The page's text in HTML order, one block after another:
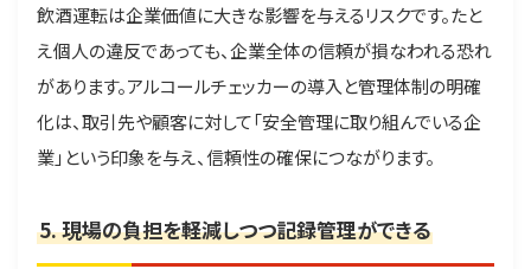
飲酒運転は企業価値に大きな影響を与えるリスクです。たと
え個人の違反であっても、企業全体の信頼が損なわれる恐れ
があります。アルコールチェッカーの導入と管理体制の明確
化は、取引先や顧客に対して「安全管理に取り組んでいる企
業」という印象を与え、信頼性の確保につながります。
5. 現場の負担を軽減しつつ記録管理ができる